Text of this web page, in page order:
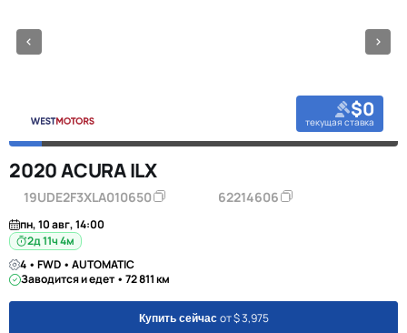
$0
текущая ставка
2020 ACURA ILX
19UDE2F3XLA010650 62214606
пн, 10 авг, 14:00
2д 11ч 4м
4 • FWD • AUTOMATIC
Заводится и едет • 72 811 км
Купить сейчас от $ 3,975